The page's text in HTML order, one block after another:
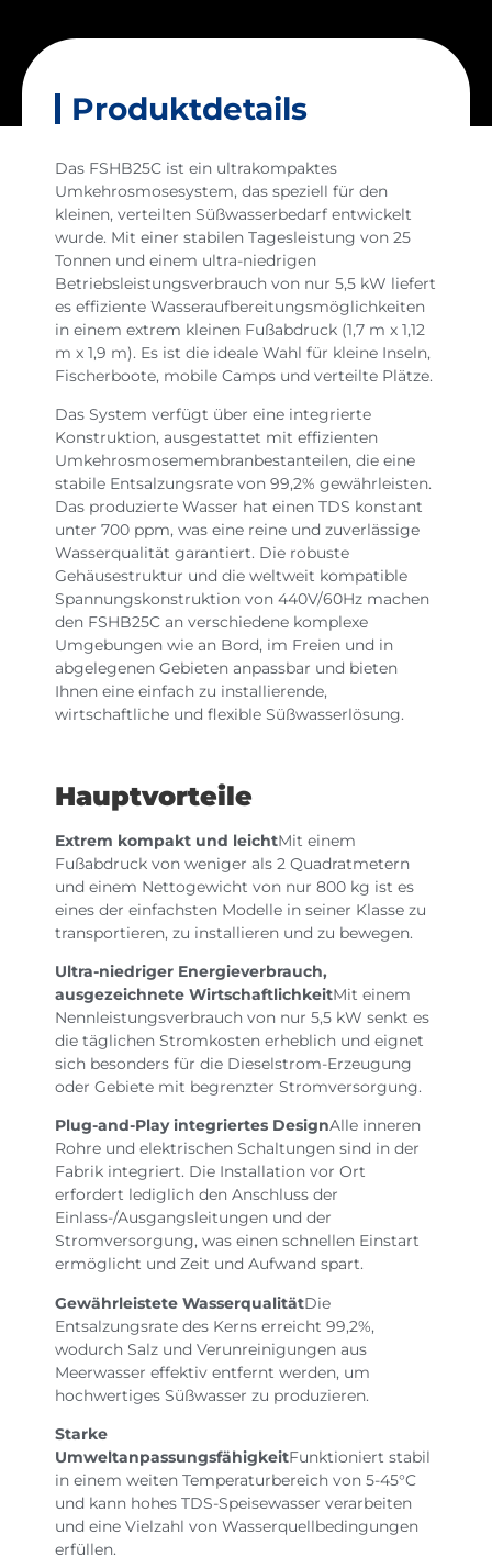
Produktdetails
Das FSHB25C ist ein ultrakompaktes
Umkehrosmosesystem, das speziell für den
kleinen, verteilten Süßwasserbedarf entwickelt
wurde. Mit einer stabilen Tagesleistung von 25
Tonnen und einem ultra-niedrigen
Betriebsleistungsverbrauch von nur 5,5 kW liefert
es effiziente Wasseraufbereitungsmöglichkeiten
in einem extrem kleinen Fußabdruck (1,7 m x 1,12
m x 1,9 m). Es ist die ideale Wahl für kleine Inseln,
Fischerboote, mobile Camps und verteilte Plätze.
Das System verfügt über eine integrierte
Konstruktion, ausgestattet mit effizienten
Umkehrosmosemembranbestanteilen, die eine
stabile Entsalzungsrate von 99,2% gewährleisten.
Das produzierte Wasser hat einen TDS konstant
unter 700 ppm, was eine reine und zuverlässige
Wasserqualität garantiert. Die robuste
Gehäusestruktur und die weltweit kompatible
Spannungskonstruktion von 440V/60Hz machen
den FSHB25C an verschiedene komplexe
Umgebungen wie an Bord, im Freien und in
abgelegenen Gebieten anpassbar und bieten
Ihnen eine einfach zu installierende,
wirtschaftliche und flexible Süßwasserlösung.
Hauptvorteile
Extrem kompakt und leichtMit einem
Fußabdruck von weniger als 2 Quadratmetern
und einem Nettogewicht von nur 800 kg ist es
eines der einfachsten Modelle in seiner Klasse zu
transportieren, zu installieren und zu bewegen.
Ultra-niedriger Energieverbrauch,
ausgezeichnete WirtschaftlichkeitMit einem
Nennleistungsverbrauch von nur 5,5 kW senkt es
die täglichen Stromkosten erheblich und eignet
sich besonders für die Dieselstrom-Erzeugung
oder Gebiete mit begrenzter Stromversorgung.
Plug-and-Play integriertes DesignAlle inneren
Rohre und elektrischen Schaltungen sind in der
Fabrik integriert. Die Installation vor Ort
erfordert lediglich den Anschluss der
Einlass-/Ausgangsleitungen und der
Stromversorgung, was einen schnellen Einstart
ermöglicht und Zeit und Aufwand spart.
Gewährleistete WasserqualitätDie
Entsalzungsrate des Kerns erreicht 99,2%,
wodurch Salz und Verunreinigungen aus
Meerwasser effektiv entfernt werden, um
hochwertiges Süßwasser zu produzieren.
Starke
UmweltanpassungsfähigkeitFunktioniert stabil
in einem weiten Temperaturbereich von 5-45°C
und kann hohes TDS-Speisewasser verarbeiten
und eine Vielzahl von Wasserquellbedingungen
erfüllen.